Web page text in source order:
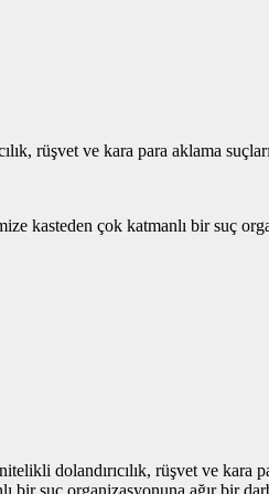
rüşvet ve kara para aklama
kasteden çok katmanlı bir suç
dolandırıcılık, rüşvet ve
bir suç organizasyonuna ağır bir